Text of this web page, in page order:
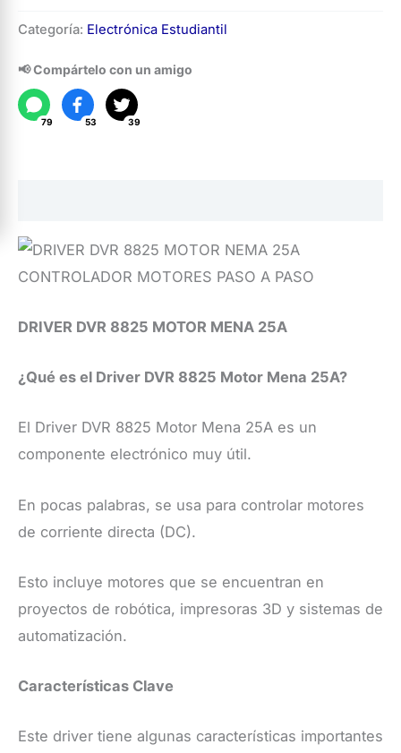
DVR
8825
Motor
Mena
Categoría: Electrónica Estudiantil
📢 Compártelo con un amigo
79 53 39
DRIVER DVR 8825 MOTOR MENA 25A
¿Qué es el Driver DVR 8825 Motor Mena 25A?
El Driver DVR 8825 Motor Mena 25A es un
componente electrónico muy útil.
En pocas palabras, se usa para controlar motores
de corriente directa (DC).
Esto incluye motores que se encuentran en
proyectos de robótica, impresoras 3D y sistemas de
automatización.
Características Clave
Este driver tiene algunas características importantes